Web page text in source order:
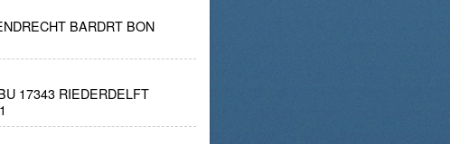
BARDRT BON
17343 RIEDERDELFT